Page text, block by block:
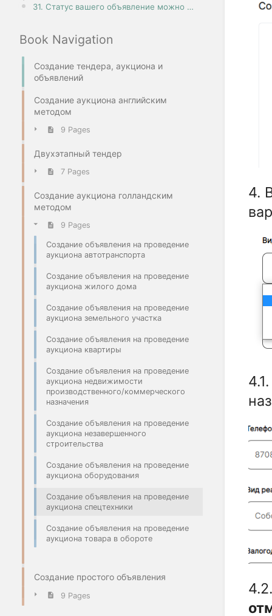
31. Статус вашего объявление можно посмотреть в Профиле, нажав на кнопкуМои объявления:
Book Navigation
Создание тендера, аукциона и
объявлений
Создание аукциона английским
методом
9 Pages
Двухэтапный тендер
7 Pages
Создание аукциона голландским
методом
9 Pages
Создание объявления на проведение
аукциона автотранспорта
Создание объявления на проведение
аукциона жилого дома
Создание объявления на проведение
аукциона земельного участка
Создание объявления на проведение
аукциона квартиры
Создание объявления на проведение
аукциона недвижимости
производственного/коммерческого
назначения
Создание объявления на проведение
аукциона незавершенного
строительства
Создание объявления на проведение
аукциона оборудования
Создание объявления на проведение
аукциона спецтехники
Создание объявления на проведение
аукциона товара в обороте
Создание простого объявления
9 Pages
4.